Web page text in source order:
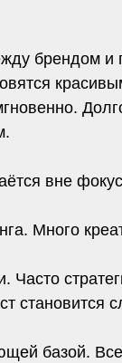
брендом и
вне
Много
Часто
становится
базой.